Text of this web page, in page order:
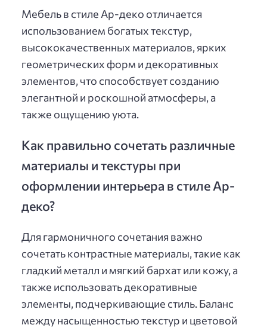
Мебель в стиле Ар-деко отличается
использованием богатых текстур,
высококачественных материалов, ярких
геометрических форм и декоративных
элементов, что способствует созданию
элегантной и роскошной атмосферы, а
также ощущению уюта.
Как правильно сочетать различные
материалы и текстуры при
оформлении интерьера в стиле Ар-
деко?
Для гармоничного сочетания важно
сочетать контрастные материалы, такие как
гладкий металл и мягкий бархат или кожу, а
также использовать декоративные
элементы, подчеркивающие стиль. Баланс
между насыщенностью текстур и цветовой